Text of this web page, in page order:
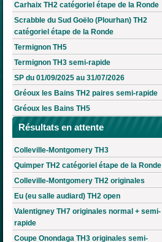
Carhaix TH2 catégoriel étape de la Ronde
Scrabble du Sud Goëlo (Plourhan) TH2
catégoriel étape de la Ronde
Termignon TH5
Termignon TH3 semi-rapide
SP du 01/09/2025 au 31/07/2026
Gréoux les Bains TH2 paires semi-rapide
Gréoux les Bains TH5
Résultats en attente
Colleville-Montgomery TH3
Quimper TH2 catégoriel étape de la Ronde
Colleville-Montgomery TH2 originales
Eu (eu salle audiard) TH2 open
Valentigney TH7 originales normal + semi-
rapide
Coupe Onondaga TH3 originales semi-